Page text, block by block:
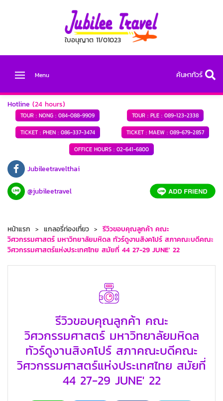
ใบอนุญาต 11/01023
Menu ค้นหาทัวร์
Hotline (24 hours)
TOUR : NONG : 084-088-9909 TOUR : PLE : 089-123-2338
TICKET : PHEN :086-337-3474 TICKET : MAEW : 089-679-2857
OFFICE HOURS : 02-641-6800
Jubileetravelthai
@jubileetravel
หน้าแรก แกลอรี่ท่องเที่ยว
รีวิวขอบคุณลูกค้า คณะ
วิศวกรรมศาสตร์ มหาวิทยาลัยมหิดล ทัวร์ดูงานสิงคโปร์ สภาคณะบดีคณะ
วิศวกรรมศาสตร์แห่งประเทศไทย สมัยที่ 44 27-29 JUNE' 22
รีวิวขอบคุณลูกค้า คณะ
วิศวกรรมศาสตร์ มหาวิทยาลัยมหิดล
ทัวร์ดูงานสิงคโปร์ สภาคณะบดีคณะ
วิศวกรรมศาสตร์แห่งประเทศไทย สมัยที่
44 27-29 JUNE' 22